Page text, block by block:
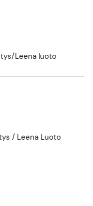
Leena luoto
/ Leena Luoto